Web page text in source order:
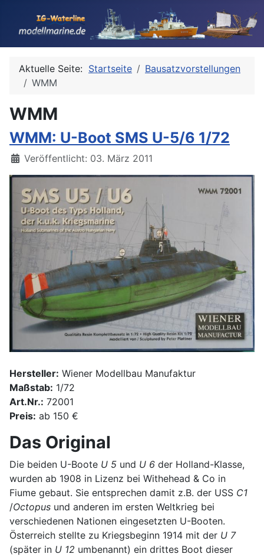
Aktuelle Seite: Startseite
Bausatzvorstellungen
WMM
WMM
WMM: U-Boot SMS U-5/6 1/72
Details
Veröffentlicht: 03. März 2011
Hersteller: Wiener Modellbau Manufaktur
Maßstab: 1/72
Art.Nr.: 72001
Preis: ab 150 €
Das Original
Die beiden U-Boote U 5 und U 6 der Holland-Klasse,
wurden ab 1908 in Lizenz bei Withehead & Co in
Fiume gebaut. Sie entsprechen damit z.B. der USS C1
/Octopus und anderen im ersten Weltkrieg bei
verschiedenen Nationen eingesetzten U-Booten.
Österreich stellte zu Kriegsbeginn 1914 mit der U 7
(später in U 12 umbenannt) ein drittes Boot dieser